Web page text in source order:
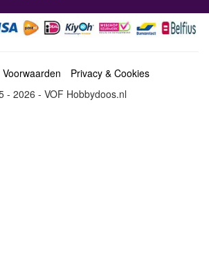
Privacy & Cookies
- 2026 - VOF Hobbydoos.nl